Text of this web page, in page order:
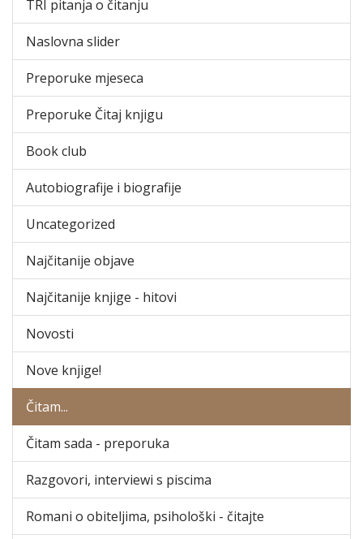
TRI pitanja o čitanju
Naslovna slider
Preporuke mjeseca
Preporuke Čitaj knjigu
Book club
Autobiografije i biografije
Uncategorized
Najčitanije objave
Najčitanije knjige - hitovi
Novosti
Nove knjige!
Čitam...
Čitam sada - preporuka
Razgovori, interviewi s piscima
Romani o obiteljima, psihološki - čitajte